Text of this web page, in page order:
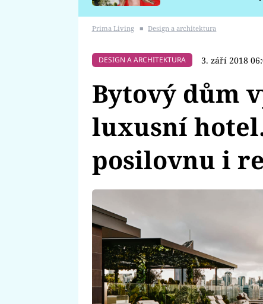
Prima Living ■ Design a architektura
DESIGN A ARCHITEKTURA 3. září 2018
Bytový dům
luxusní
posilovnu i